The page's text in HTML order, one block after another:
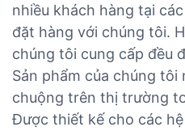
nhiều khách hàng tại
đặt hàng với chúng tôi.
chúng tôi cung cấp đều
Sản phẩm của chúng tôi
chuộng trên thị trường
Được thiết kế cho các